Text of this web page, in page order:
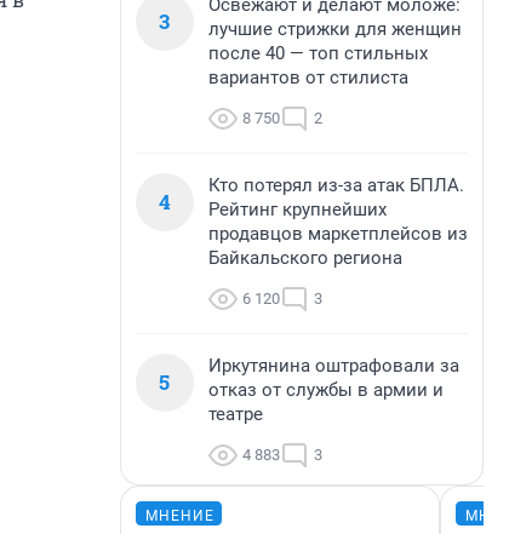
3
Освежают и делают моложе:
лучшие стрижки для женщин
после 40 — топ стильных
вариантов от стилиста
8 750 2
4
Кто потерял из-за атак БПЛА.
Рейтинг крупнейших
продавцов маркетплейсов из
Байкальского региона
6 120 3
5
Иркутянина оштрафовали за
отказ от службы в армии и
театре
4 883 3
МНЕНИЕ